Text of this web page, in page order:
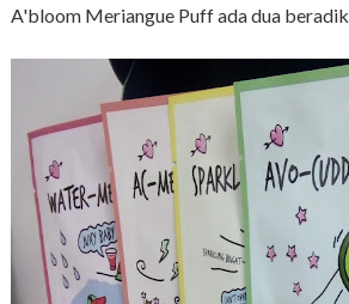
A'bloom Meriangue Puff ada dua beradik